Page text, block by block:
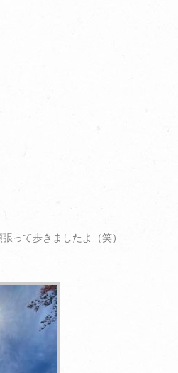
って歩きましたよ（笑）